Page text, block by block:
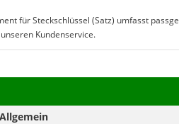
für Steckschlüssel (Satz) umfasst
Kundenservice.
Allgemein